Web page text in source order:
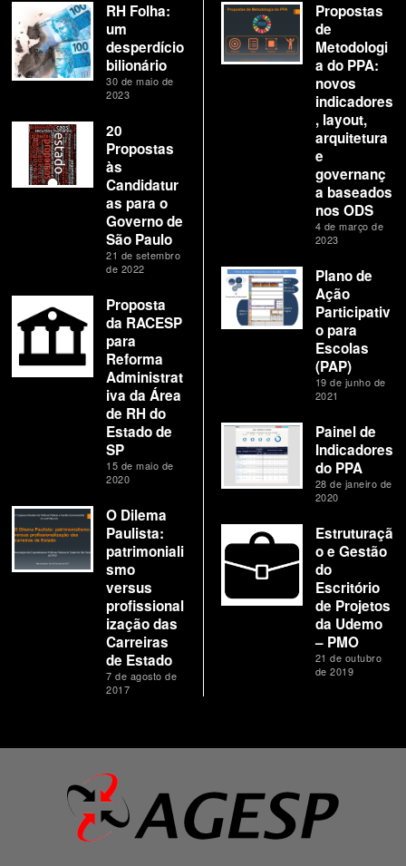
RH Folha:
um
desperdício
bilionário
30 de maio de
2023
20
Propostas
às
Candidatur
as para o
Governo de
São Paulo
21 de setembro
de 2022
Proposta
da RACESP
para
Reforma
Administrat
iva da Área
de RH do
Estado de
SP
15 de maio de
2020
O Dilema
Paulista:
patrimoniali
smo
versus
profissional
ização das
Carreiras
de Estado
7 de agosto de
2017
Propostas
de
Metodologi
a do PPA:
novos
indicadores
, layout,
arquitetura
e
governanç
a baseados
nos ODS
4 de março de
2023
Plano de
Ação
Participativ
o para
Escolas
(PAP)
19 de junho de
2021
Painel de
Indicadores
do PPA
28 de janeiro de
2020
Estruturaçã
o e Gestão
do
Escritório
de Projetos
da Udemo
– PMO
21 de outubro
de 2019